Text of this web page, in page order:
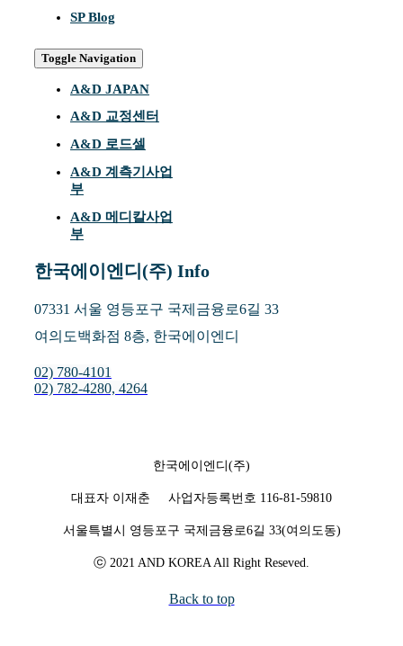
SP Blog
Toggle Navigation
A&D JAPAN
A&D 교정센터
A&D 로드셀
A&D 계측기사업
부
A&D 메디칼사업
부
한국에이엔디(주) Info
07331 서울 영등포구 국제금융로6길 33
여의도백화점 8층, 한국에이엔디
02) 780-4101
02) 782-4280, 4264
한국에이엔디(주)
대표자 이재춘 사업자등록번호 116-81-59810
서울특별시 영등포구 국제금융로6길 33(여의도동)
ⓒ 2021 AND KOREA All Right Reseved.
Back to top